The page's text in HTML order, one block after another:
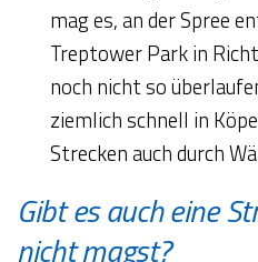
mag es, an der Spree
Treptower Park in
noch nicht so
ziemlich schnell in
Strecken auch durch
Gibt es auch eine
nicht magst?